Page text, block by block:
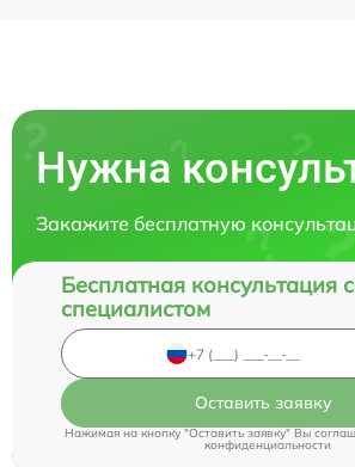
Нужна
Закажите бесплатную
Бесплатная консультация
специалистом
Оставить заявку
Нажимая на кнопку "Оставить заявку" Вы
конфиденциальности